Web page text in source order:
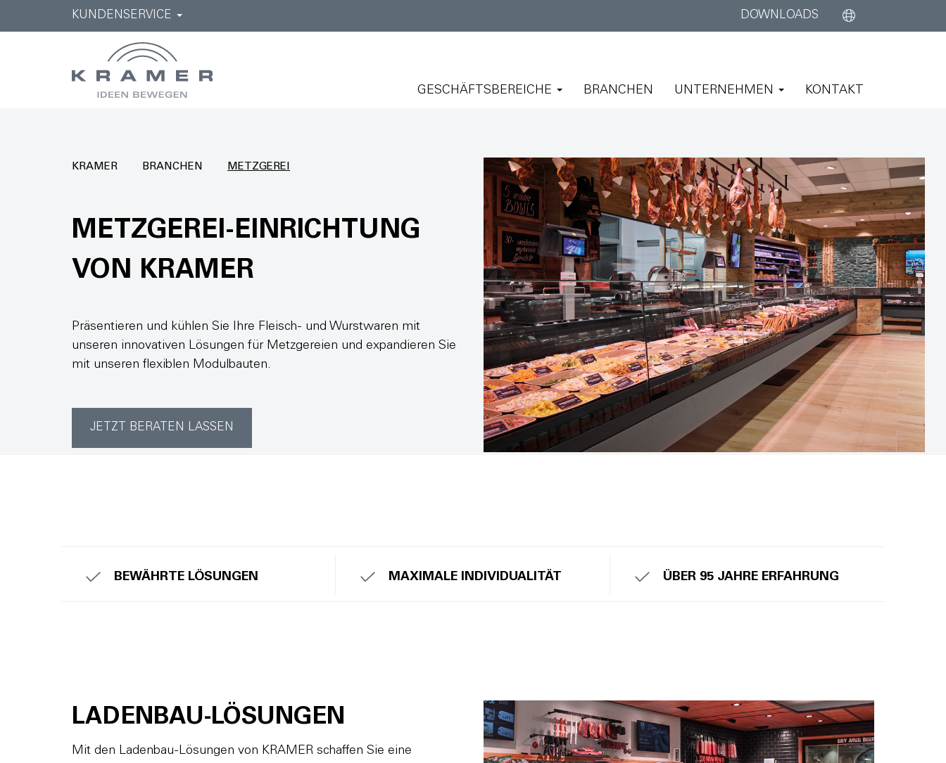
KUNDENSERVICE DOWNLOADS
GESCHÄFTSBEREICHE BRANCHEN UNTERNEHMEN KONTAKT
KRAMER BRANCHEN METZGEREI
METZGEREI-EINRICHTUNG
VON KRAMER
Präsentieren und kühlen Sie Ihre Fleisch- und Wurstwaren mit
unseren innovativen Lösungen für Metzgereien und expandieren Sie
mit unseren flexiblen Modulbauten.
JETZT BERATEN LASSEN
BEWÄHRTE LÖSUNGEN MAXIMALE INDIVIDUALITÄT ÜBER 95 JAHRE ERFAHRUNG
LADENBAU-LÖSUNGEN
Mit den Ladenbau-Lösungen von KRAMER schaffen Sie eine